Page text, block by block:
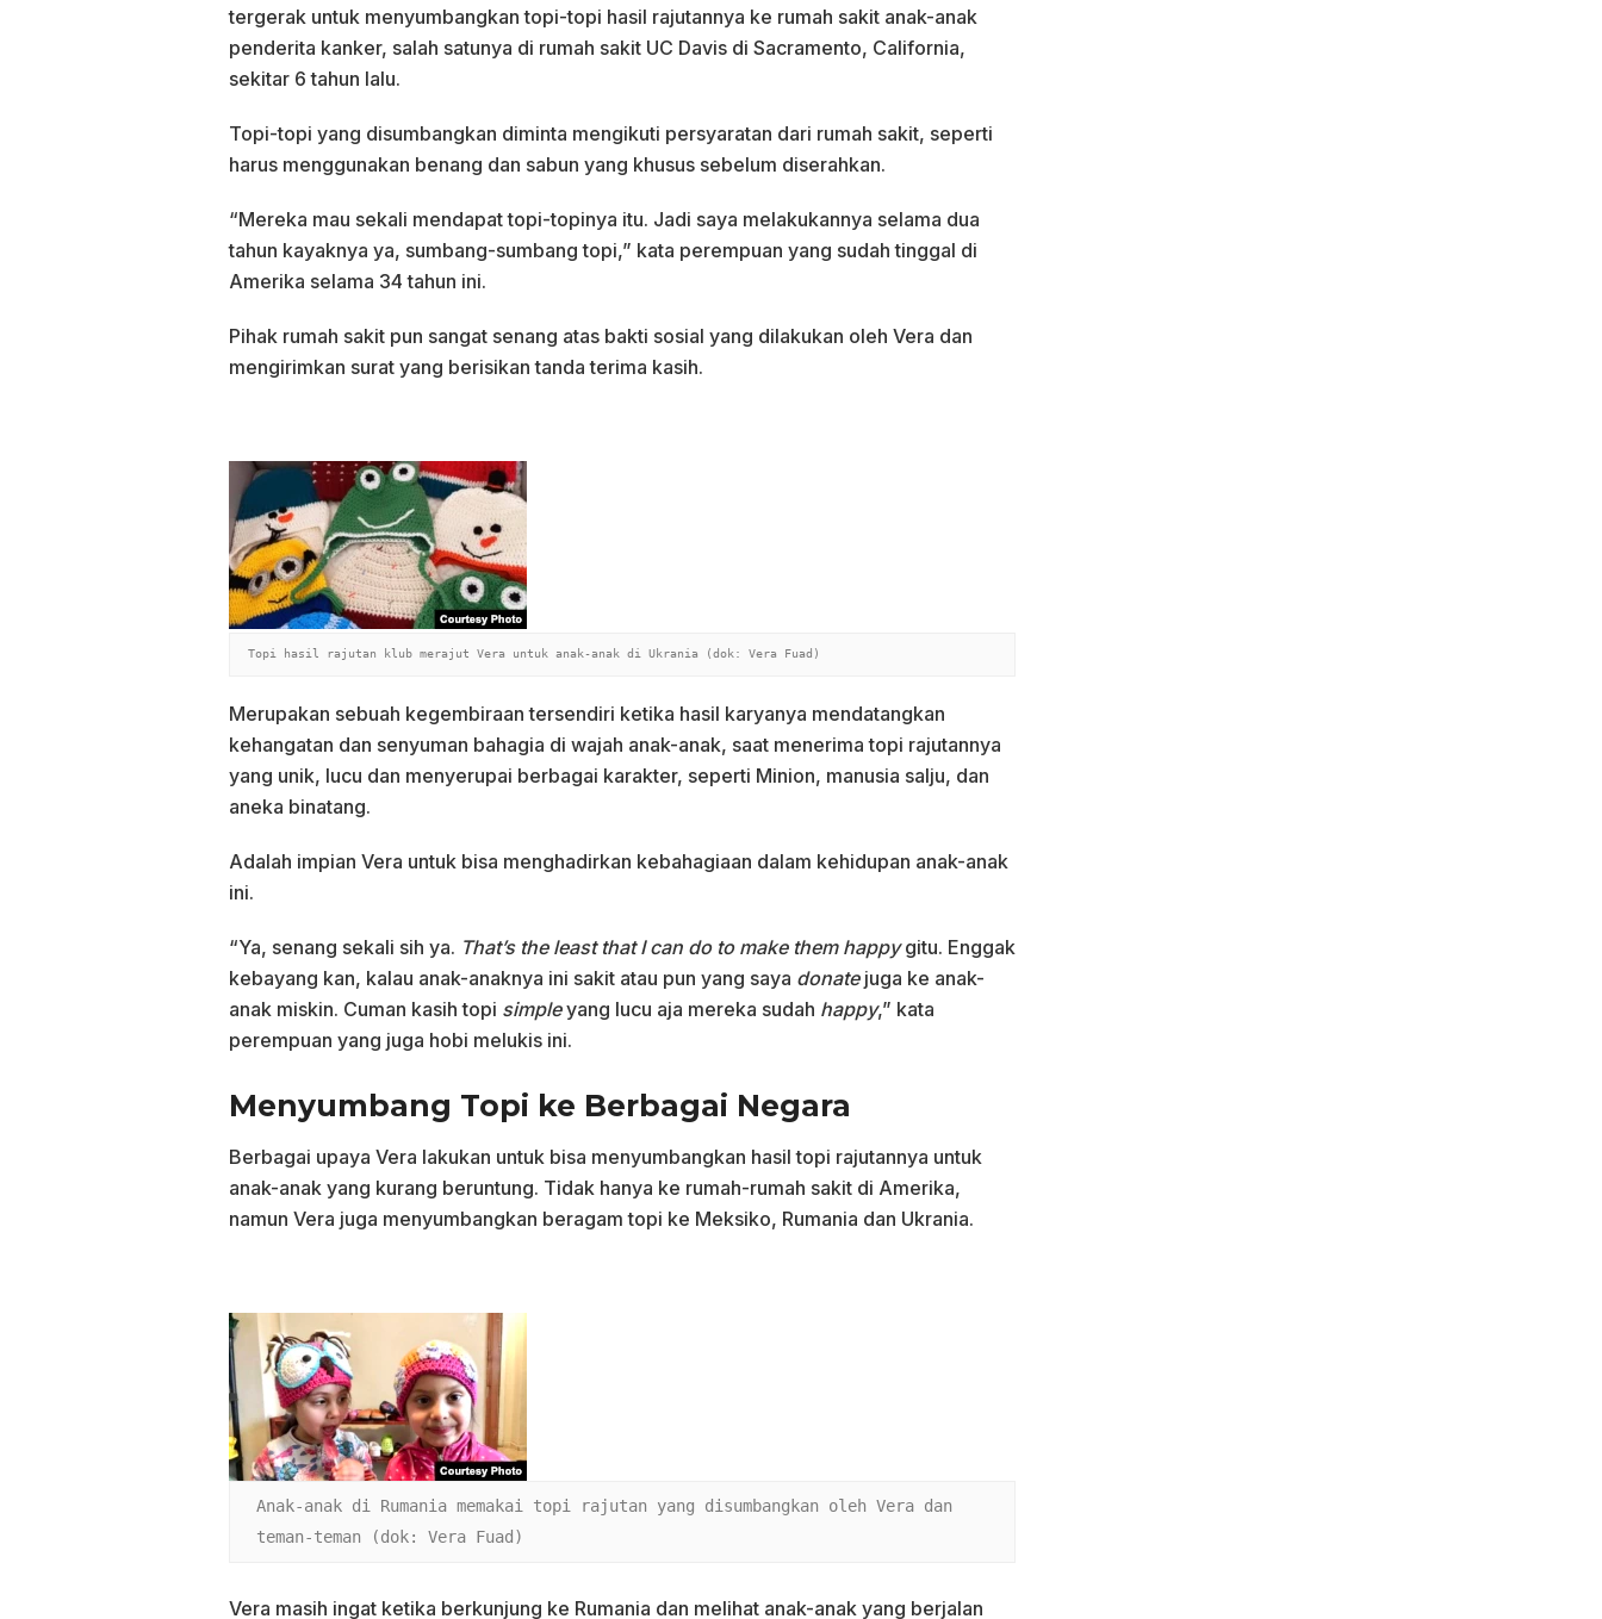
tergerak untuk menyumbangkan topi-topi hasil rajutannya ke rumah sakit anak-anak
penderita kanker, salah satunya di rumah sakit UC Davis di Sacramento, California,
sekitar 6 tahun lalu.
Topi-topi yang disumbangkan diminta mengikuti persyaratan dari rumah sakit, seperti
harus menggunakan benang dan sabun yang khusus sebelum diserahkan.
“Mereka mau sekali mendapat topi-topinya itu. Jadi saya melakukannya selama dua
tahun kayaknya ya, sumbang-sumbang topi,” kata perempuan yang sudah tinggal di
Amerika selama 34 tahun ini.
Pihak rumah sakit pun sangat senang atas bakti sosial yang dilakukan oleh Vera dan
mengirimkan surat yang berisikan tanda terima kasih.
Topi hasil rajutan klub merajut Vera untuk anak-anak di Ukrania (dok: Vera Fuad)
Merupakan sebuah kegembiraan tersendiri ketika hasil karyanya mendatangkan
kehangatan dan senyuman bahagia di wajah anak-anak, saat menerima topi rajutannya
yang unik, lucu dan menyerupai berbagai karakter, seperti Minion, manusia salju, dan
aneka binatang.
Adalah impian Vera untuk bisa menghadirkan kebahagiaan dalam kehidupan anak-anak
ini.
“Ya, senang sekali sih ya. That’s the least that I can do to make them happygitu. Enggak
kebayang kan, kalau anak-anaknya ini sakit atau pun yang saya donate juga ke anak-
anak miskin. Cuman kasih topi simpleyang lucu aja mereka sudah happy,” kata
perempuan yang juga hobi melukis ini.
Menyumbang Topi ke Berbagai Negara
Berbagai upaya Vera lakukan untuk bisa menyumbangkan hasil topi rajutannya untuk
anak-anak yang kurang beruntung. Tidak hanya ke rumah-rumah sakit di Amerika,
namun Vera juga menyumbangkan beragam topi ke Meksiko, Rumania dan Ukrania.
Anak-anak di Rumania memakai topi rajutan yang disumbangkan oleh Vera dan
teman-teman (dok: Vera Fuad)
Vera masih ingat ketika berkunjung ke Rumania dan melihat anak-anak yang berjalan